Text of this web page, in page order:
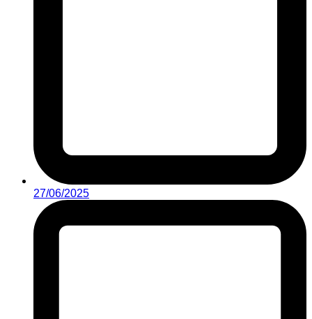
27/06/2025